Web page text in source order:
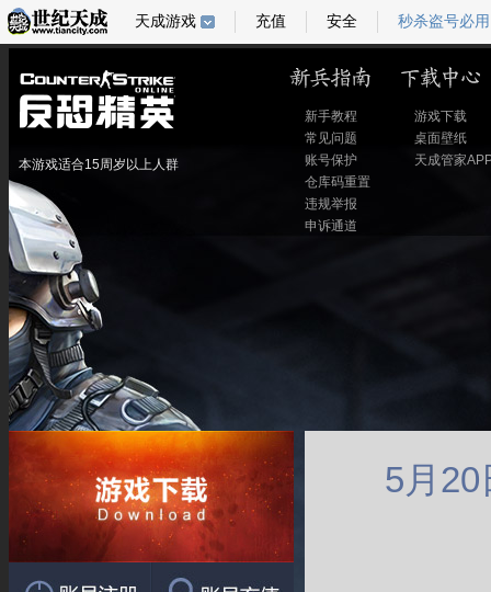
本游戏适合15周岁以上人群
新手教程
常见问题
账号保护
仓库码重置
违规举报
申诉通道
游戏下载
桌面壁纸
天成管家
5月
天成游戏 充值 安全 秒杀盗号必用